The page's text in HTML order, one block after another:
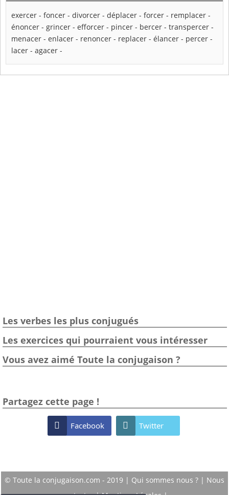
exercer - foncer - divorcer - déplacer - forcer - remplacer -
énoncer - grincer - efforcer - pincer - bercer - transpercer -
menacer - enlacer - renoncer - replacer - élancer - percer -
lacer - agacer -
Les verbes les plus conjugués
Les exercices qui pourraient vous intéresser
Vous avez aimé Toute la conjugaison ?
Partagez cette page !
 Facebook  Twitter
© Toute la conjugaison.com - 2019 | Qui sommes nous ? | Nous